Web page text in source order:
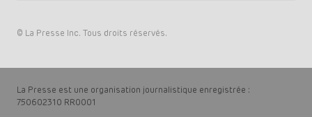
© La Presse Inc. Tous droits réservés.
La Presse est une organisation journalistique enregistrée :
750602310 RR0001